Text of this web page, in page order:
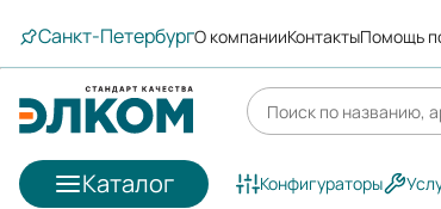
Санкт-ПетербургО компанииКонтактыПомощь
Каталог Конфигураторы